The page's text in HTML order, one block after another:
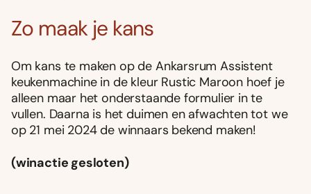
Zo maak je kans
Om kans te maken op de Ankarsrum Assistent
keukenmachine in de kleur Rustic Maroon hoef je
alleen maar het onderstaande formulier in te
vullen. Daarna is het duimen en afwachten tot we
op 21 mei 2024 de winnaars bekend maken!
(winactie gesloten)